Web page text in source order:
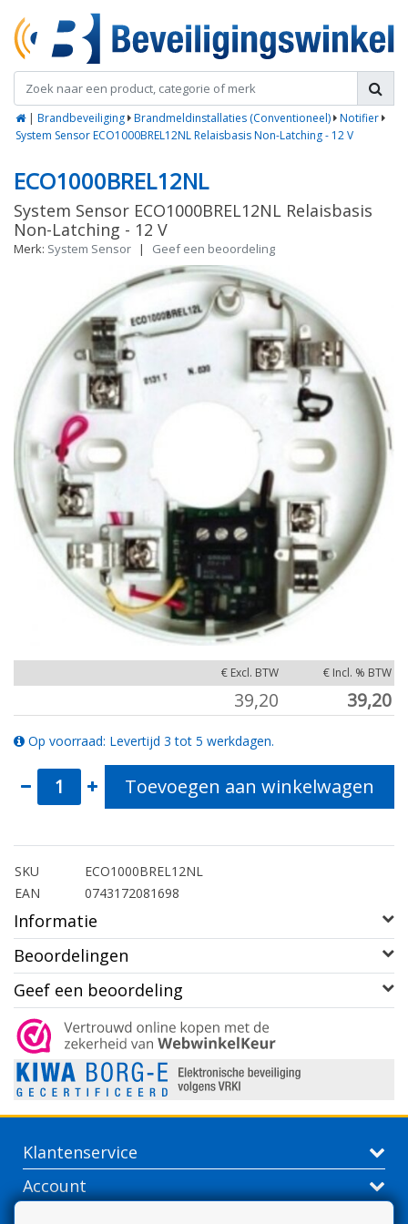
| Brandbeveiliging Brandmeldinstallaties (Conventioneel) Notifier
System Sensor ECO1000BREL12NL Relaisbasis Non-Latching - 12 V
ECO1000BREL12NL
System Sensor ECO1000BREL12NL Relaisbasis
Non-Latching - 12 V
Merk: System Sensor | Geef een beoordeling
€ Excl. BTW € Incl. % BTW
39,20 39,20
Op voorraad: Levertijd 3 tot 5 werkdagen.
Toevoegen aan winkelwagen
SKU
ECO1000BREL12NL
EAN
0743172081698
Informatie
Beoordelingen
Geef een beoordeling
Klantenservice
Account